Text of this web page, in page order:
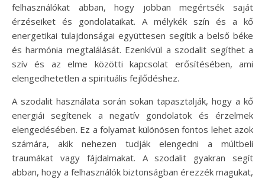
felhasználókat abban, hogy jobban megértsék saját
érzéseiket és gondolataikat. A mélykék szín és a kő
energetikai tulajdonságai együttesen segítik a belső béke
és harmónia megtalálását. Ezenkívül a szodalit segíthet a
szív és az elme közötti kapcsolat erősítésében, ami
elengedhetetlen a spirituális fejlődéshez.
A szodalit használata során sokan tapasztalják, hogy a kő
energiái segítenek a negatív gondolatok és érzelmek
elengedésében. Ez a folyamat különösen fontos lehet azok
számára, akik nehezen tudják elengedni a múltbeli
traumákat vagy fájdalmakat. A szodalit gyakran segít
abban, hogy a felhasználók biztonságban érezzék magukat,